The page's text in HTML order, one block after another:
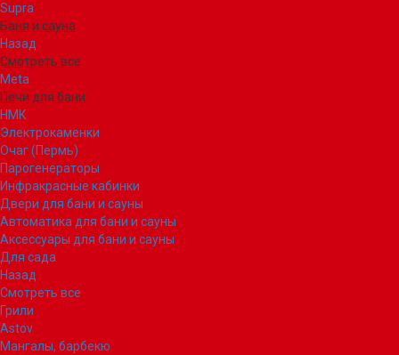
Supra
Баня и сауна
Назад
Смотреть все
Meta
Печи для бани
НМК
Электрокаменки
Очаг (Пермь)
Парогенераторы
Инфракрасные кабинки
Двери для бани и сауны
Автоматика для бани и сауны
Аксессуары для бани и сауны
Для сада
Назад
Смотреть все
Грили
Astov
Мангалы, барбекю